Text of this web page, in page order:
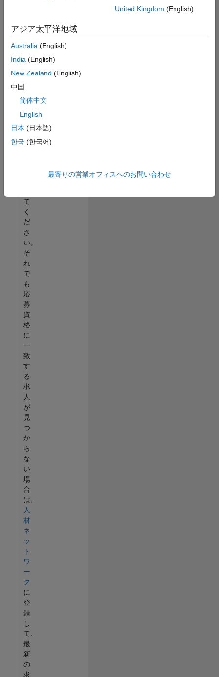
範
囲
を
広
る
か、
す
て
の
求
て
く
だ
さ
い。
そ
れ
で
も
応
募
資
格
に
一
致
す
る
求
人
が
見
つ
か
ら
な
い
場
合
は、
人
材
ネ
ッ
ト
ワ
ー
ク
に
登
録
し
て、
最
新
の
求
United Kingdom (English)
アジア太平洋地域
Australia (English)
India (English)
New Zealand (English)
中国
简体中文
English
日本 (日本語)
한국 (한국어)
最寄りの営業オフィスへのお問い合わせ